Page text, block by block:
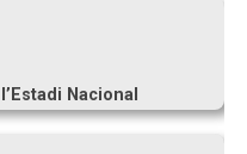
Nacional